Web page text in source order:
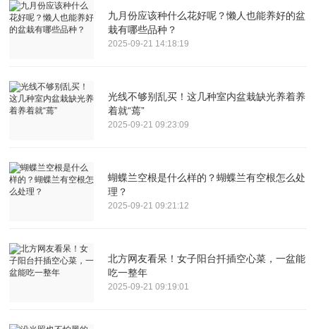
九月份应该种什么花好呢？懒人也能养好的盆
栽有哪些品种？
2025-09-21 14:18:19
光线不够别乱买！这几种室内盆栽缺光养着养
着就“蔫”
2025-09-21 09:23:09
蝴蝶兰空根是什么样的？蝴蝶兰有空根怎么处
理？
2025-09-21 09:21:12
北方网友看呆！女子阳台扦插空心菜，一盆能
吃一整年
2025-09-21 09:19:01